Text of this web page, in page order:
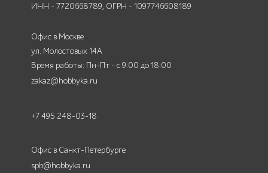
ИНН - 7720668789, ОГРН - 1097746608189
Офис в Москве
ул. Молостовых 14А
Время работы: Пн-Пт - с 9:00 до 18:00
zakaz@hobbyka.ru
+7 495 248-03-18
Офис в Санкт-Петербурге
spb@hobbyka.ru